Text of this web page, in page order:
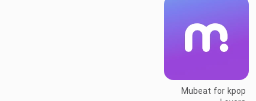
Mubeat for kpop